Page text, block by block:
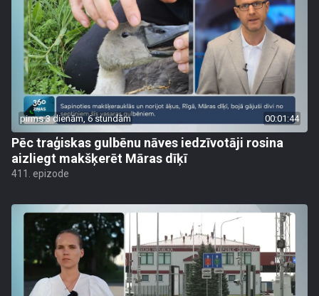
pirms 3 dienām, 6 stundām 00:01:44
Pēc traģiskas gulbēnu nāves iedzīvotāji rosina
aizliegt makšķerēt Māras dīķī
411. epizode